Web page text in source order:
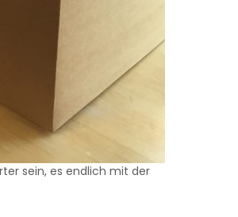
sein, es endlich mit der